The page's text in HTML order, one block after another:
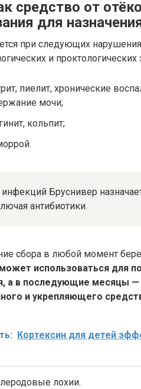
средство от
для
при следующих
и проктологических
пиелит, хронические
мочи;
кольпит;
инфекций Бруснивер
антибиотики.
сбора в любой момент
использоваться для
а в последующие месяцы
и укрепляющего
Кортексин для детей
лохии.